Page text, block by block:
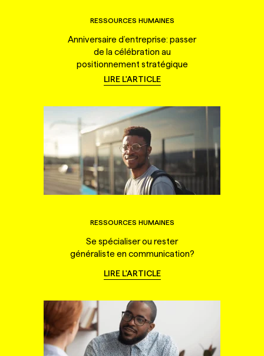
RESSOURCES HUMAINES
Anniversaire d’entreprise: passer
de la célébration au
positionnement stratégique
LIRE L'ARTICLE
RESSOURCES HUMAINES
Se spécialiser ou rester
généraliste en communication?
LIRE L'ARTICLE